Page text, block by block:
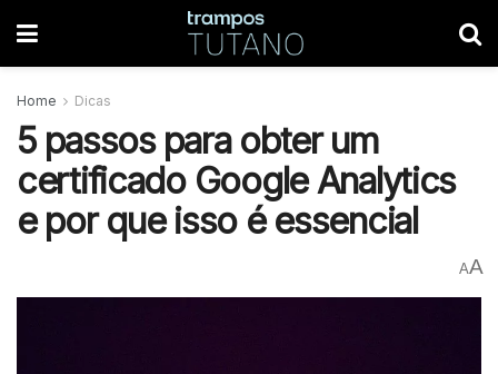
Home Dicas
5 passos para obter um
certificado Google Analytics
e por que isso é essencial
AA